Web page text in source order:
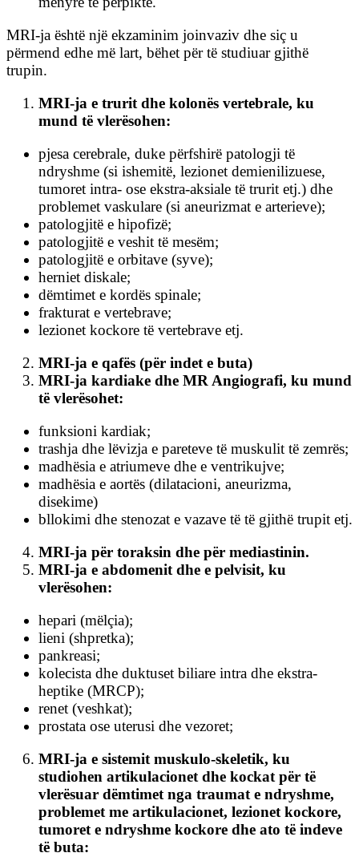
MRI-ja është një ekzaminim joinvaziv dhe siç u
përmend edhe më lart, bëhet për të studiuar gjithë
trupin.
MRI-ja e trurit dhe kolonës vertebrale, ku
mund të vlerësohen:
pjesa cerebrale, duke përfshirë patologji të
ndryshme (si ishemitë, lezionet demienilizuese,
tumoret intra- ose ekstra-aksiale të trurit etj.) dhe
problemet vaskulare (si aneurizmat e arterieve);
patologjitë e hipofizë;
patologjitë e veshit të mesëm;
patologjitë e orbitave (syve);
herniet diskale;
dëmtimet e kordës spinale;
frakturat e vertebrave;
lezionet kockore të vertebrave etj.
MRI-ja e qafës (për indet e buta)
MRI-ja kardiake dhe MR Angiografi, ku mund
të vlerësohet:
funksioni kardiak;
trashja dhe lëvizja e pareteve të muskulit të zemrës;
madhësia e atriumeve dhe e ventrikujve;
madhësia e aortës (dilatacioni, aneurizma,
disekime)
bllokimi dhe stenozat e vazave të të gjithë trupit etj.
MRI-ja për toraksin dhe për mediastinin.
MRI-ja e abdomenit dhe e pelvisit, ku
vlerësohen:
hepari (mëlçia);
lieni (shpretka);
pankreasi;
kolecista dhe duktuset biliare intra dhe ekstra-
heptike (MRCP);
renet (veshkat);
prostata ose uterusi dhe vezoret;
MRI-ja e sistemit muskulo-skeletik, ku
studiohen artikulacionet dhe kockat për të
vlerësuar dëmtimet nga traumat e ndryshme,
problemet me artikulacionet, lezionet kockore,
tumoret e ndryshme kockore dhe ato të indeve
të buta: